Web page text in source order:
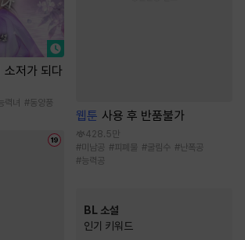
소저가 되다
력녀 #동양풍
웹툰 사용 후 반품불가
428.5만
#미남공 #피폐물 #굴림수 #난폭공
#능력공
BL 소설
인기 키워드